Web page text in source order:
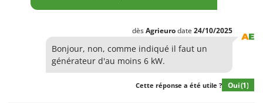
dèsAgrieurodate 24/10/2025
Bonjour, non, comme indiqué il faut un
générateur d'au moins 6 kW.
Cette réponse a été utile ? Oui(1)